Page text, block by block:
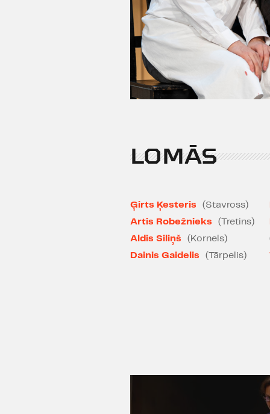
LOMĀS
Ģirts Ķesteris
(Stavross)
Artis Robežnieks
(Tretins)
Aldis Siliņš
(Kornels)
Dainis Gaidelis
(Tārpelis)